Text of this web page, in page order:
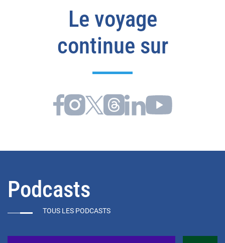
Le voyage
continue sur
Podcasts
TOUS LES PODCASTS